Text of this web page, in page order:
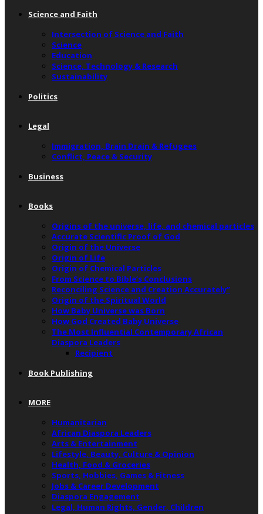
Science and Faith
Intersection of Science and Faith
Science
Education
Science, Technology & Research
Sustainability
Politics
Legal
Immigration, Brain Drain & Refugees
Conflict, Peace & Security
Business
Books
Origins of the universe, life, and chemical particles
Accurate Scientific Proof of God
Origin of the Universe
Origin of Life
Origin of Chemical Particles
From Science to Bible’s Conclusions
Reconciling Science and Creation Accurately”
Origin of the Spiritual World
How Baby Universe was Born
How God Created Baby Universe
The Most Influential Contemporary African
Diaspora Leaders
Recipient
Book Publishing
MORE
Humanitarian
African Diaspora Leaders
Arts & Entertainment
Lifestyle, Beauty, Culture & Opinion
Health, Food & Groceries
Sports, Hobbies, Games & Fitness
Jobs & Career Development
Diaspora Engagement
Legal, Human Rights, Gender, Children